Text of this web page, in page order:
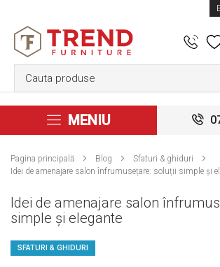
MENIU
Pagina principală Blog
Sfaturi & ghiduri
Idei de amenajare salon înfrumusețare: soluții simple și
Idei de amenajare salon
simple și elegante
SFATURI & GHIDURI